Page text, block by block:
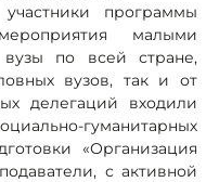
программы
малыми
вузы по всей стране,
вузов, так и от
делегаций входили
гуманитарных
«Организация
с активной